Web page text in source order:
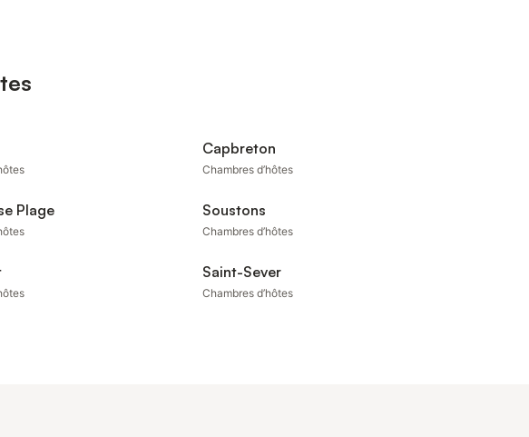
Capbreton
Chambres d’hôtes
Plage Soustons
Chambres d’hôtes
Saint-Sever
Chambres d’hôtes